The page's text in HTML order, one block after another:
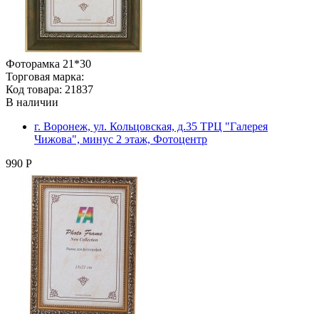
Фоторамка 21*30
Торговая марка:
Код товара: 21837
В наличии
г. Воронеж, ул. Кольцовская, д.35 ТРЦ "Галерея
Чижова", минус 2 этаж, Фотоцентр
990 Р